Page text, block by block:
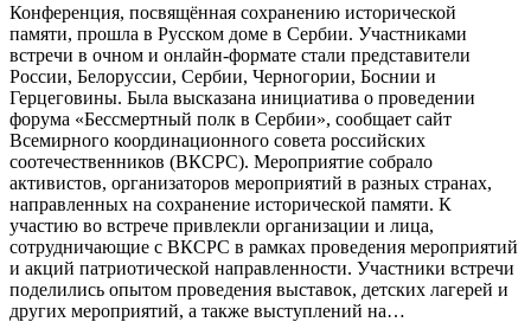
Конференция, посвящённая сохранению исторической
памяти, прошла в Русском доме в Сербии. Участниками
встречи в очном и онлайн-формате стали представители
России, Белоруссии, Сербии, Черногории, Боснии и
Герцеговины. Была высказана инициатива о проведении
форума «Бессмертный полк в Сербии», сообщает сайт
Всемирного координационного совета российских
соотечественников (ВКСРС). Мероприятие собрало
активистов, организаторов мероприятий в разных странах,
направленных на сохранение исторической памяти. К
участию во встрече привлекли организации и лица,
сотрудничающие с ВКСРС в рамках проведения мероприятий
и акций патриотической направленности. Участники встречи
поделились опытом проведения выставок, детских лагерей и
других мероприятий, а также выступлений на…